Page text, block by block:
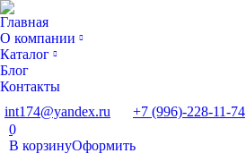
Главная
О компании
Каталог
Блог
Контакты
int174@yandex.ru
+7 (996)-228-11-74
0
В корзинуОформить